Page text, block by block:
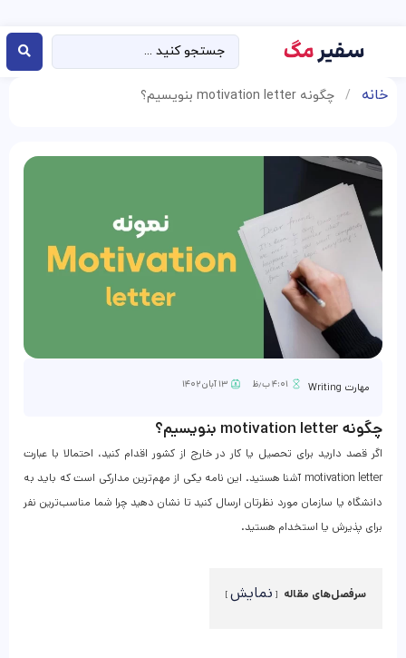
خانه / چگونه motivation letter بنویسیم؟
مهارت Writing ۴:۰۱ ب٫ظ ۱۳ آبان ۱۴۰۲
چگونه motivation letter بنویسیم؟
اگر قصد دارید برای تحصیل یا کار در خارج از کشور اقدام کنید، احتمالا با عبارت
motivation letter آشنا هستید. این نامه یکی از مهم‌ترین مدارکی است که باید به
دانشگاه یا سازمان مورد نظرتان ارسال کنید تا نشان دهید چرا شما مناسب‌ترین نفر
برای پذیرش یا استخدام هستید.
سرفصل‌های مقاله نمایش